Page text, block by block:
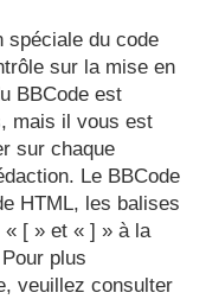
spéciale du code
sur la mise en
BBCode est
mais il vous est
sur chaque
Le BBCode
HTML, les balises
[ » et « ] » à la
plus
veuillez consulter